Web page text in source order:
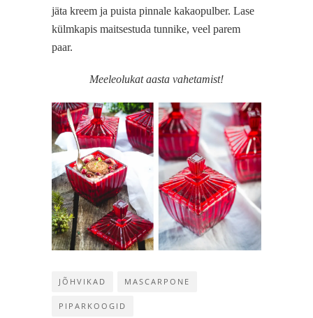
jäta kreem ja puista pinnale kakaopulber. Lase
külmkapis maitsestuda tunnike, veel parem
paar.
Meeleolukat aasta vahetamist!
JÕHVIKAD MASCARPONE
PIPARKOOGID